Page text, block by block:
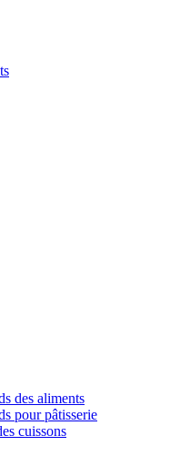
des aliments
pour pâtisserie
cuissons